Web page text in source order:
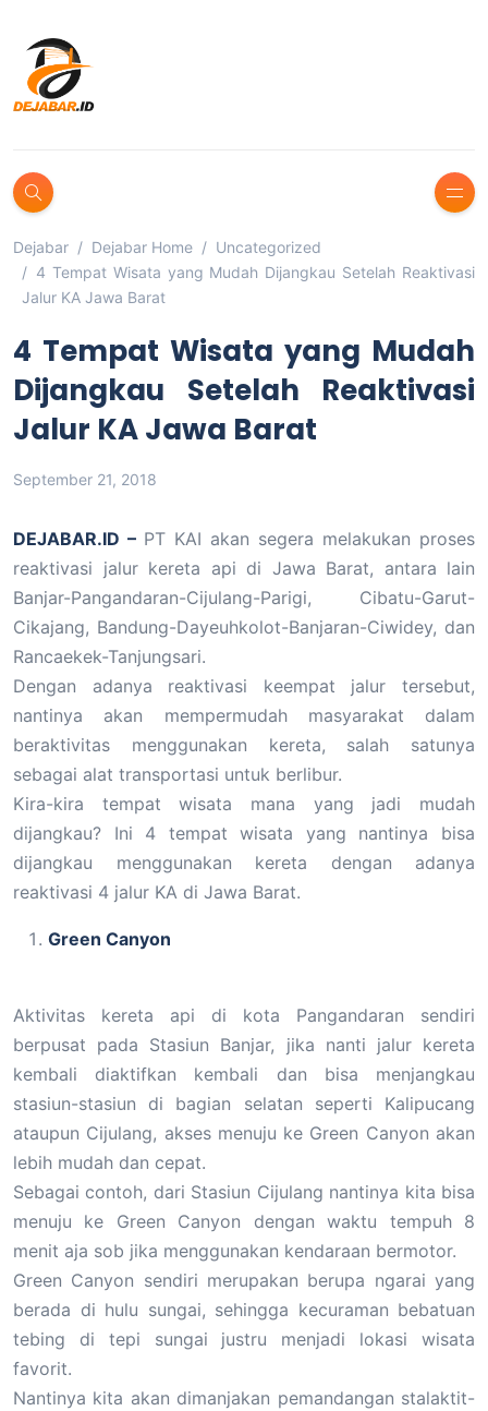
Dejabar Dejabar Home
Uncategorized
4 Tempat Wisata yang Mudah Dijangkau Setelah Reaktivasi
Jalur KA Jawa Barat
4 Tempat Wisata yang Mudah
Dijangkau Setelah Reaktivasi
Jalur KA Jawa Barat
September 21, 2018
DEJABAR.ID – PT KAI akan segera melakukan proses
reaktivasi jalur kereta api di Jawa Barat, antara lain
Banjar-Pangandaran-Cijulang-Parigi, Cibatu-Garut-
Cikajang, Bandung-Dayeuhkolot-Banjaran-Ciwidey, dan
Rancaekek-Tanjungsari.
Dengan adanya reaktivasi keempat jalur tersebut,
nantinya akan mempermudah masyarakat dalam
beraktivitas menggunakan kereta, salah satunya
sebagai alat transportasi untuk berlibur.
Kira-kira tempat wisata mana yang jadi mudah
dijangkau? Ini 4 tempat wisata yang nantinya bisa
dijangkau menggunakan kereta dengan adanya
reaktivasi 4 jalur KA di Jawa Barat.
Green Canyon
Aktivitas kereta api di kota Pangandaran sendiri
berpusat pada Stasiun Banjar, jika nanti jalur kereta
kembali diaktifkan kembali dan bisa menjangkau
stasiun-stasiun di bagian selatan seperti Kalipucang
ataupun Cijulang, akses menuju ke Green Canyon akan
lebih mudah dan cepat.
Sebagai contoh, dari Stasiun Cijulang nantinya kita bisa
menuju ke Green Canyon dengan waktu tempuh 8
menit aja sob jika menggunakan kendaraan bermotor.
Green Canyon sendiri merupakan berupa ngarai yang
berada di hulu sungai, sehingga kecuraman bebatuan
tebing di tepi sungai justru menjadi lokasi wisata
favorit.
Nantinya kita akan dimanjakan pemandangan stalaktit-